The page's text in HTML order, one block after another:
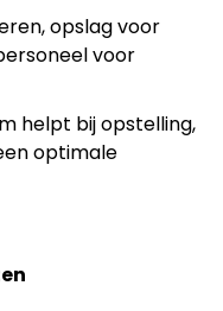
opslag voor
voor
helpt bij opstelling,
optimale